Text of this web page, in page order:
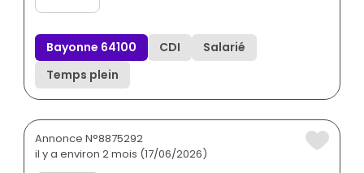
Bayonne 64100 CDI
Salarié
Temps plein
Annonce N°8875292
il y a environ 2 mois (17/06/2026)